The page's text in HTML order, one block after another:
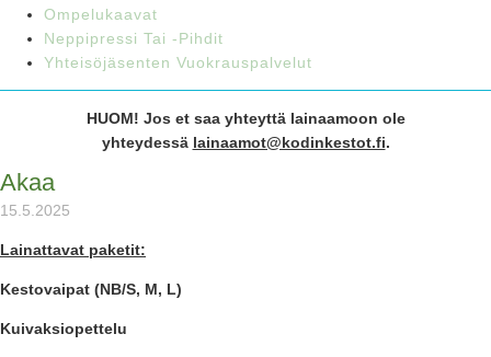
Ompelukaavat
Neppipressi Tai -pihdit
Yhteisöjäsenten Vuokrauspalvelut
HUOM! Jos et saa yhteyttä lainaamoon ole
yhteydessä lainaamot@kodinkestot.fi.
Akaa
15.5.2025
Lainattavat paketit:
Kestovaipat (NB/S, M, L)
Kuivaksiopettelu